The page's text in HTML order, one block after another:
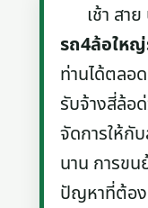
เช้า สาย
รถ4ล้อให
ท่านได้ตลอ
รับจ้างสี่ล้อ
จัดการให้กั
นาน การขน
ปัญหาที่ต้อง